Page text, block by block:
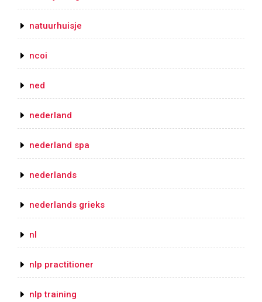
natuurhuisje
ncoi
ned
nederland
nederland spa
nederlands
nederlands grieks
nl
nlp practitioner
nlp training